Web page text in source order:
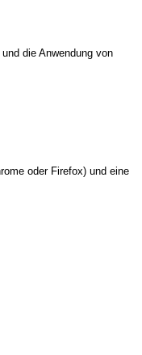
die Anwendung von
oder Firefox) und eine